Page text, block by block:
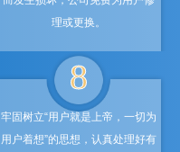
理或更换。
8
牢固树立“用户就是上帝，一切为
用户着想”的思想，认真处理好有